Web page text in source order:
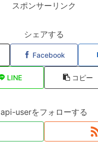
スポンサーリンク
シェアする
Facebook
LINE コピー
api-userをフォローする